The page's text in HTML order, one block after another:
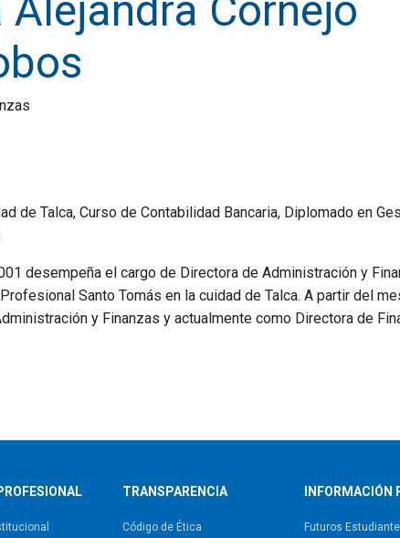
Alejandra Cornejo
de Talca, Curso de Contabilidad Bancaria, Diplomado en
desempeña el cargo de Directora de Administración y
Santo Tomás en la cuidad de Talca. A partir del
y Finanzas y actualmente como Directora de
TRANSPARENCIA
Código de Ética
INFORMACIÓN
Futuros